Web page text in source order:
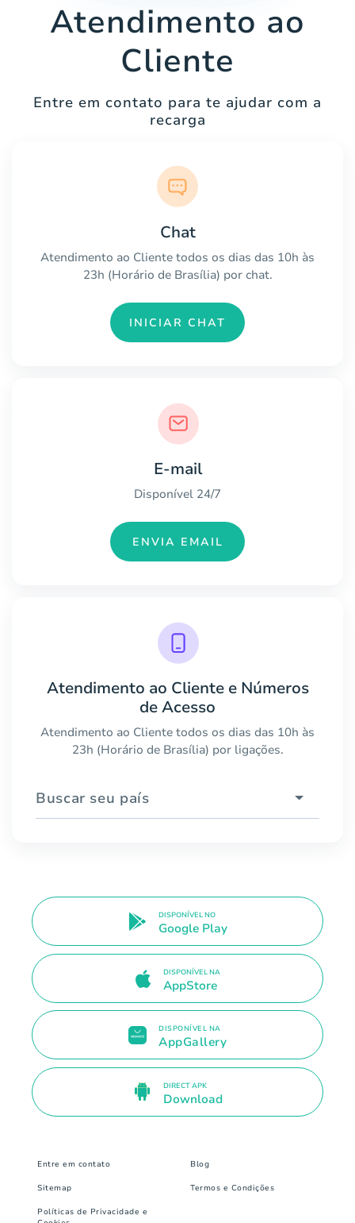
Atendimento ao
Cliente
Entre em contato para te ajudar com a
recarga
Chat
Atendimento ao Cliente todos os dias das 10h às
23h (Horário de Brasília) por chat.
INICIAR CHAT
E-mail
Disponível 24/7
ENVIA EMAIL
Atendimento ao Cliente e Números
de Acesso
Atendimento ao Cliente todos os dias das 10h às
23h (Horário de Brasília) por ligações.
Buscar seu país
DISPONÍVEL NO
Google Play
DISPONÍVEL NA
AppStore
DISPONÍVEL NA
AppGallery
DIRECT APK
Download
Entre em contato Blog
Sitemap Termos e Condições
Políticas de Privacidade e